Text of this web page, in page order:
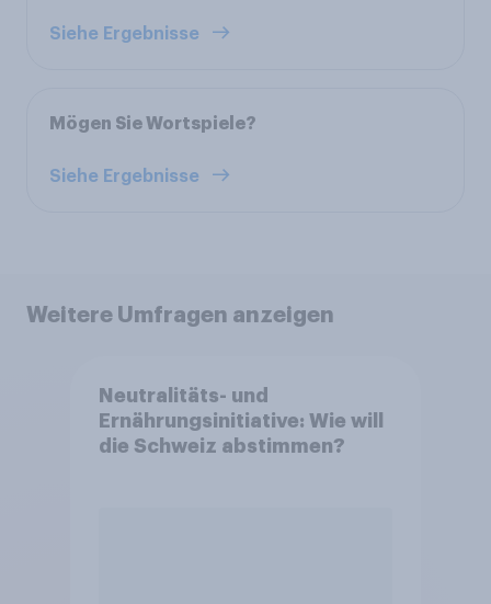
Siehe Ergebnisse
Mögen Sie Wortspiele?
Siehe Ergebnisse
Weitere Umfragen anzeigen
Neutralitäts- und
Ernährungsinitiative: Wie will
die Schweiz abstimmen?